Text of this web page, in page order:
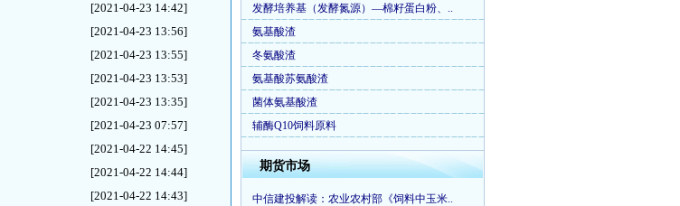
[2021-04-23 14:42]
[2021-04-23 13:56]
[2021-04-23 13:55]
[2021-04-23 13:53]
[2021-04-23 13:35]
[2021-04-23 07:57]
[2021-04-22 14:45]
[2021-04-22 14:44]
[2021-04-22 14:43]
发酵培养基（发酵氮源）—棉籽蛋白粉、..
氨基酸渣
冬氨酸渣
氨基酸苏氨酸渣
菌体氨基酸渣
辅酶Q10饲料原料
期货市场
中信建投解读：农业农村部《饲料中玉米..